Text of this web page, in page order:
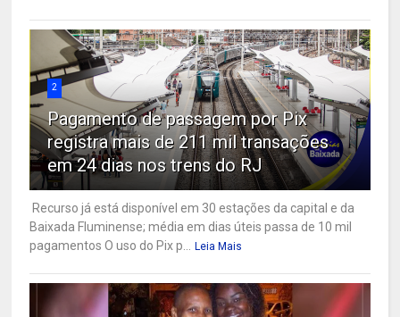
2
Pagamento de passagem por Pix
registra mais de 211 mil transações
em 24 dias nos trens do RJ
Recurso já está disponível em 30 estações da capital e da
Baixada Fluminense; média em dias úteis passa de 10 mil
pagamentos O uso do Pix p...
Leia Mais